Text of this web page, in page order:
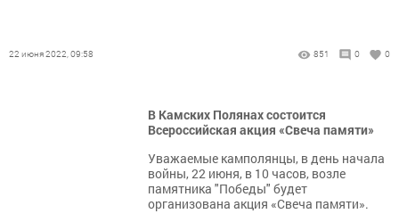
22 июня 2022, 09:58 851 0 0
В Камских Полянах состоится
Всероссийская акция «Свеча памяти»
Уважаемые камполянцы, в день начала
войны, 22 июня, в 10 часов, возле
памятника "Победы" будет
организована акция «Свеча памяти».